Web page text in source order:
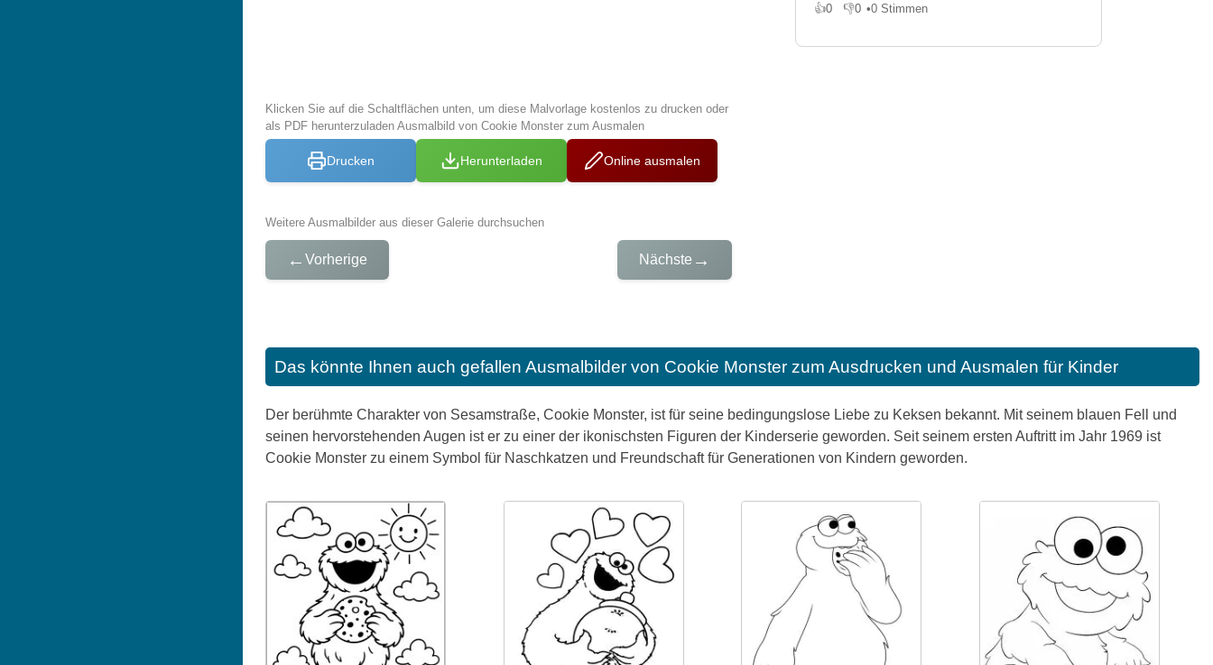
Klicken Sie auf die Schaltflächen unten, um diese Malvorlage kostenlos zu drucken oder
als PDF herunterzuladen Ausmalbild von Cookie Monster zum Ausmalen
Drucken Herunterladen Online ausmalen
Weitere Ausmalbilder aus dieser Galerie durchsuchen
← Vorherige Nächste →
👍0
Gefällt mir
👎0
Gefällt mir nicht
•0 Stimmen
Das könnte Ihnen auch gefallen Ausmalbilder von Cookie Monster zum Ausdrucken und Ausmalen für Kinder
Der berühmte Charakter von Sesamstraße, Cookie Monster, ist für seine bedingungslose Liebe zu Keksen bekannt. Mit seinem blauen Fell und
seinen hervorstehenden Augen ist er zu einer der ikonischsten Figuren der Kinderserie geworden. Seit seinem ersten Auftritt im Jahr 1969 ist
Cookie Monster zu einem Symbol für Naschkatzen und Freundschaft für Generationen von Kindern geworden.